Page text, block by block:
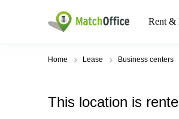
Rent &
Home Lease Business centers
This location is